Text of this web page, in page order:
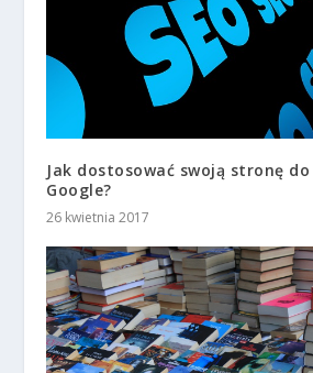
Jak dostosować swoją stronę
Google?
26 kwietnia 2017